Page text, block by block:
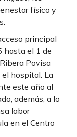
físico y
principal
hasta el 1 de
Povisa
hospital. La
este año al
además, a lo
labor
en el Centro